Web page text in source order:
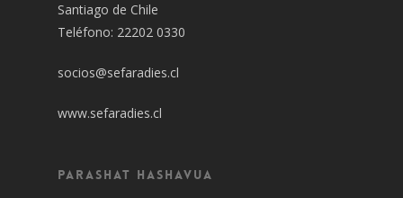
Santiago de Chile
Teléfono: 22202 0330
socios@sefaradies.cl
www.sefaradies.cl
Parashat Hashavua